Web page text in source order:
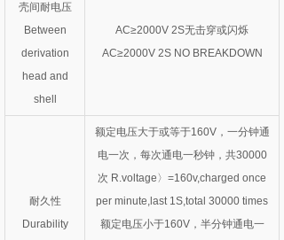
壳间耐电压
Between
derivation
head and
shell
AC≥2000V 2S无击穿或闪烁
AC≥2000V 2S NO BREAKDOWN
耐久性
Durability
额定电压大于或等于160V，一分钟通
电一次，每次通电一秒钟，共30000
次 R.voltage〉=160v,charged once
per minute,last 1S,total 30000 times
额定电压小于160V，半分钟通电一